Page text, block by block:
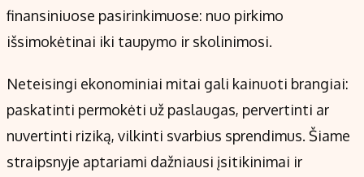
finansiniuose pasirinkimuose: nuo pirkimo
išsimokėtinai iki taupymo ir skolinimosi.
Neteisingi ekonominiai mitai gali kainuoti brangiai:
paskatinti permokėti už paslaugas, pervertinti ar
nuvertinti riziką, vilkinti svarbius sprendimus. Šiame
straipsnyje aptariami dažniausi įsitikinimai ir